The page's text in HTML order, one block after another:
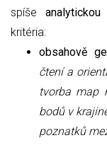
spíše
kritéria:
obsahově
čtení a
tvorba map
bodů v
poznatků